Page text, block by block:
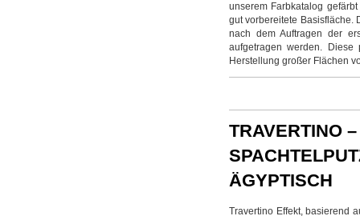
unserem Farbkatalog
gut vorbereitete Basisfläche.
nach dem Auftragen der
aufgetragen werden.
Herstellung großer Flächen
TRAVERTINO
ÄGYPTISCH
Travertino Effekt, basierend